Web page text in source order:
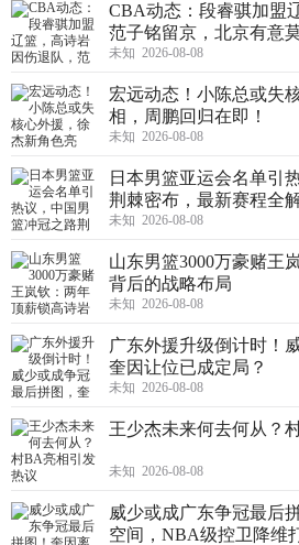
CBA动态：段睿骐加盟
范子铭留京，北京有意
未知 2026-08-08
宏远动态！小陈总或失
相，周鹏回归在即！
未知 2026-08-08
日本男篮亚运会名单引
荆棘密布，最新赛程全
未知 2026-08-08
山东男篮3000万豪赌王
背后的战略布局
未知 2026-08-08
广东外援升级倒计时！
奎因让位已成定局？
未知 2026-08-08
王少杰未来何去何从？
未知 2026-08-08
威少或成广东争冠最后
空间，NBA级控卫降维